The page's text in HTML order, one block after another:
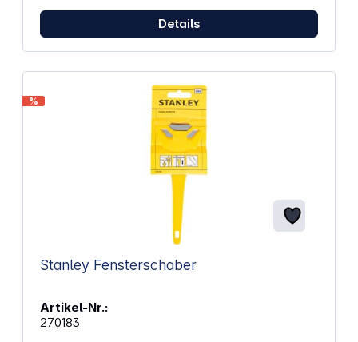
Details
%
Stanley Fensterschaber
Artikel-Nr.:
270183